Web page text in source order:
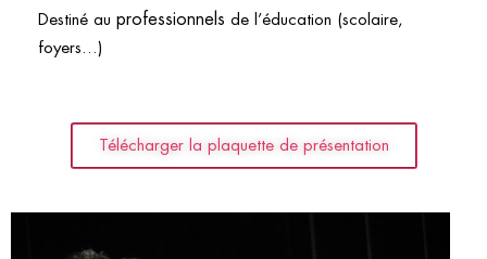
Destiné au professionnels de l’éducation (scolaire,
foyers…)
Télécharger la plaquette de présentation